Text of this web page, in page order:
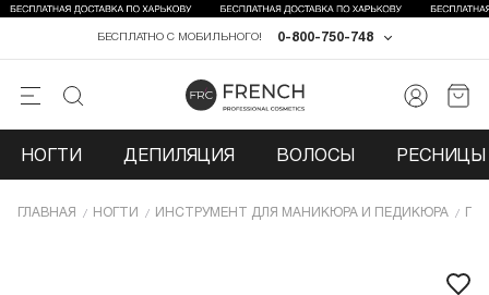
0-800-750-748
БЕСПЛАТНО С МОБИЛЬНОГО!
НОГТИ ДЕПИЛЯЦИЯ ВОЛОСЫ РЕСНИЦЫ
ГЛАВНАЯ НОГТИ ИНCТРУМЕНТ ДЛЯ МАНИКЮРА И ПЕДИКЮРА